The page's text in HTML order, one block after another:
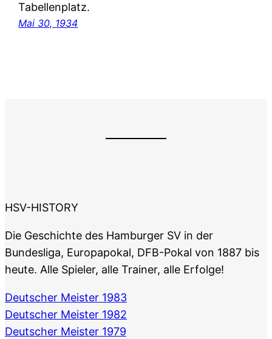
Tabellenplatz.
Mai 30, 1934
HSV-HISTORY
Die Geschichte des Hamburger SV in der
Bundesliga, Europapokal, DFB-Pokal von 1887 bis
heute. Alle Spieler, alle Trainer, alle Erfolge!
Deutscher Meister 1983
Deutscher Meister 1982
Deutscher Meister 1979